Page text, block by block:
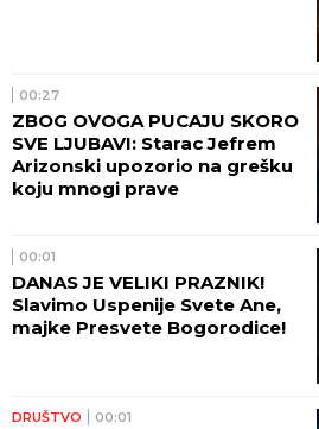
00:27
ZBOG OVOGA PUCAJU SKORO
SVE LJUBAVI: Starac Jefrem
Arizonski upozorio na grešku
koju mnogi prave
00:01
DANAS JE VELIKI PRAZNIK!
Slavimo Uspenije Svete Ane,
majke Presvete Bogorodice!
DRUŠTVO 00:01